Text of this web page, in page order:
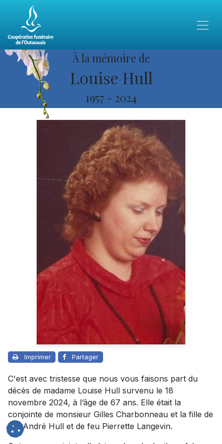
À la mémoire de
Louise Hull
1957 - 2024
Imprimer Partager
C'est avec tristesse que nous vous faisons part du
décès de madame Louise Hull survenu le 18
novembre 2024, à l’âge de 67 ans. Elle était la
conjointe de monsieur Gilles Charbonneau et la fille de
feu André Hull et de feu Pierrette Langevin.